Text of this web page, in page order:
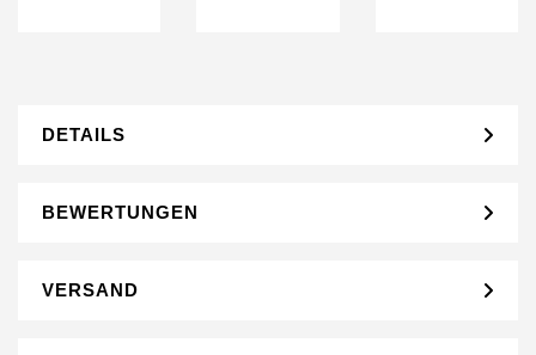
DETAILS
BEWERTUNGEN
VERSAND